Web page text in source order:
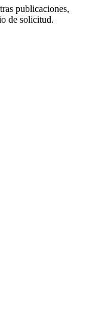
publicaciones,
de solicitud.